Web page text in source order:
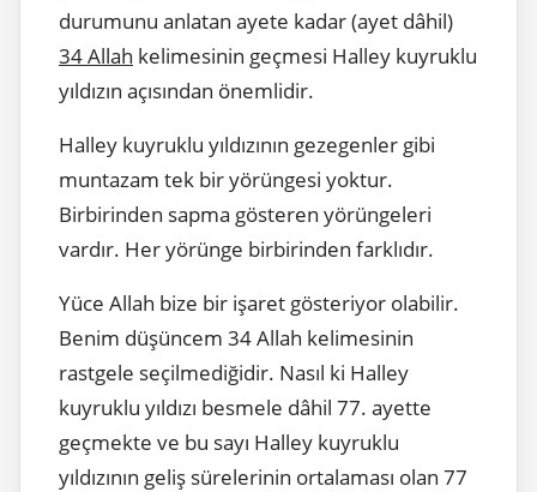
durumunu anlatan ayete kadar (ayet dâhil)
34 Allah kelimesinin geçmesi Halley kuyruklu
yıldızın açısından önemlidir.
Halley kuyruklu yıldızının gezegenler gibi
muntazam tek bir yörüngesi yoktur.
Birbirinden sapma gösteren yörüngeleri
vardır. Her yörünge birbirinden farklıdır.
Yüce Allah bize bir işaret gösteriyor olabilir.
Benim düşüncem 34 Allah kelimesinin
rastgele seçilmediğidir. Nasıl ki Halley
kuyruklu yıldızı besmele dâhil 77. ayette
geçmekte ve bu sayı Halley kuyruklu
yıldızının geliş sürelerinin ortalaması olan 77